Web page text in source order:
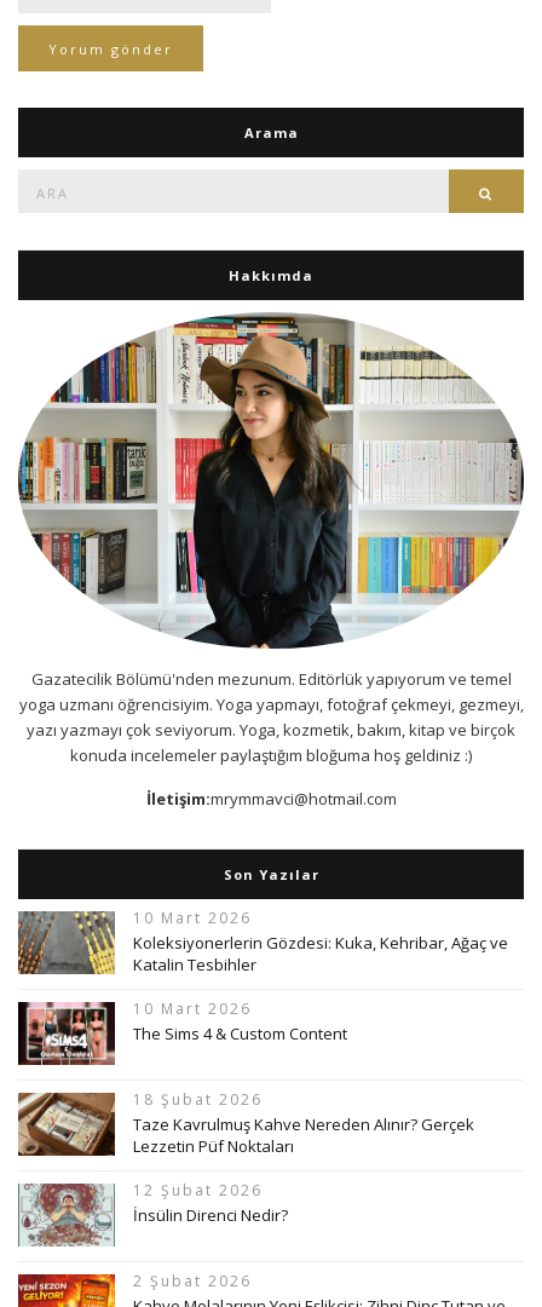
Arama
Hakkımda
Gazatecilik Bölümü'nden mezunum. Editörlük yapıyorum ve temel
yoga uzmanı öğrencisiyim. Yoga yapmayı, fotoğraf çekmeyi, gezmeyi,
yazı yazmayı çok seviyorum. Yoga, kozmetik, bakım, kitap ve birçok
konuda incelemeler paylaştığım bloğuma hoş geldiniz :)
İletişim:mrymmavci@hotmail.com
Son Yazılar
10 Mart 2026
Koleksiyonerlerin Gözdesi: Kuka, Kehribar, Ağaç ve
Katalin Tesbihler
10 Mart 2026
The Sims 4 & Custom Content
18 Şubat 2026
Taze Kavrulmuş Kahve Nereden Alınır? Gerçek
Lezzetin Püf Noktaları
12 Şubat 2026
İnsülin Direnci Nedir?
2 Şubat 2026